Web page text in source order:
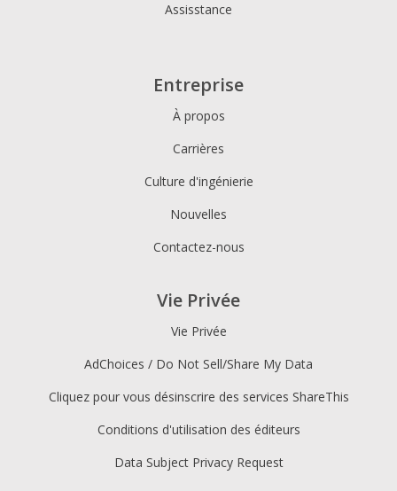
Assisstance
Entreprise
À propos
Carrières
Culture d'ingénierie
Nouvelles
Contactez-nous
Vie Privée
Vie Privée
AdChoices / Do Not Sell/Share My Data
Cliquez pour vous désinscrire des services ShareThis
Conditions d'utilisation des éditeurs
Data Subject Privacy Request